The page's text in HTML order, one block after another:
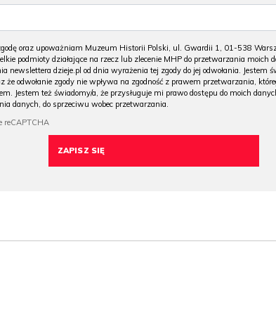
oraz upoważniam Muzeum Historii Polski, ul. Gwardii 1, 01-538
podmioty działające na rzecz lub zlecenie MHP do przetwarzania moich
newslettera dzieje.pl od dnia wyrażenia tej zgody do jej odwołania. Jestem
że odwołanie zgody nie wpływa na zgodność z prawem przetwarzania,
Jestem też świadomy/a, że przysługuje mi prawo dostępu do moich
danych, do sprzeciwu wobec przetwarzania.